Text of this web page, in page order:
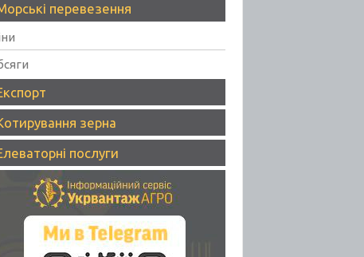
перевезення
зерна
послуги